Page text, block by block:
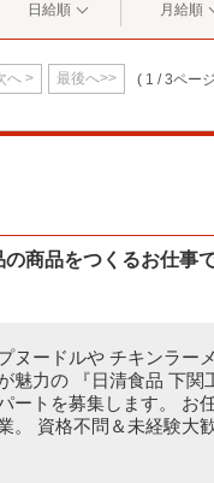
日給順 月給順
へ > 最後へ>> ( 1 / 3ペー
の商品をつくるお仕
ヌードルや チキンラー
魅力の 『日清食品 下関
ートを募集します。 お
。 資格不問＆未経験大